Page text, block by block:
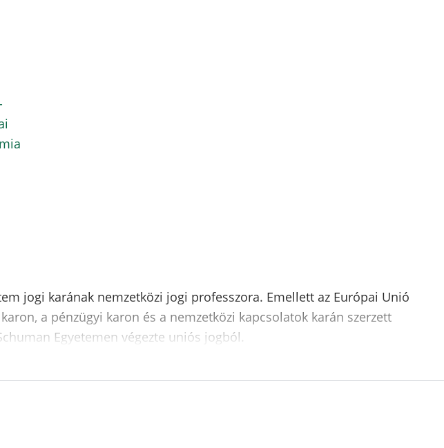
jogi karának nemzetközi jogi professzora. Emellett az Európai Unió
a pénzügyi karon és a nemzetközi kapcsolatok karán szerzett
Egyetemen végezte uniós jogból.